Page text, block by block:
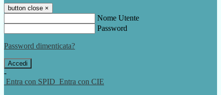
button close ×
Nome Utente
Password
Password dimenticata?
-
Entra con SPID Entra con CIE